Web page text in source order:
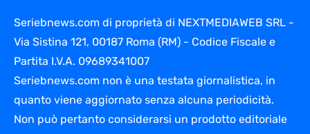
Seriebnews.com di proprietà di NEXTMEDIAWEB SRL -
Via Sistina 121, 00187 Roma (RM) - Codice Fiscale e
Partita I.V.A. 09689341007
Seriebnews.com non è una testata giornalistica, in
quanto viene aggiornato senza alcuna periodicità.
Non può pertanto considerarsi un prodotto editoriale